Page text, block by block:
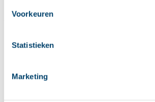
Voorkeuren
Statistieken
Marketing
Naast de functionaliteiten hieronder is ook
in samenspraak met de softwareleverancier.
Nummers bellen vanuit elke applicatie
Eenvoudig de belangrijkste telefonie
Automatisch uw flexwerktoestel
aanmeld op uw PC